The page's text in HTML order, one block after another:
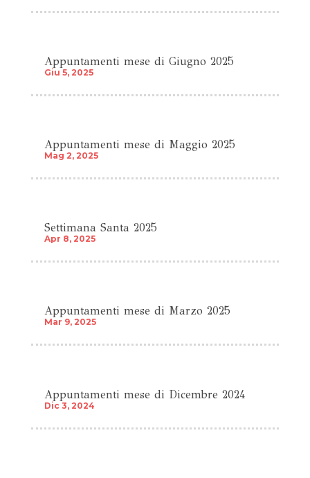
Appuntamenti mese di Giugno 2025
Giu 5, 2025
Appuntamenti mese di Maggio 2025
Mag 2, 2025
Settimana Santa 2025
Apr 8, 2025
Appuntamenti mese di Marzo 2025
Mar 9, 2025
Appuntamenti mese di Dicembre 2024
Dic 3, 2024